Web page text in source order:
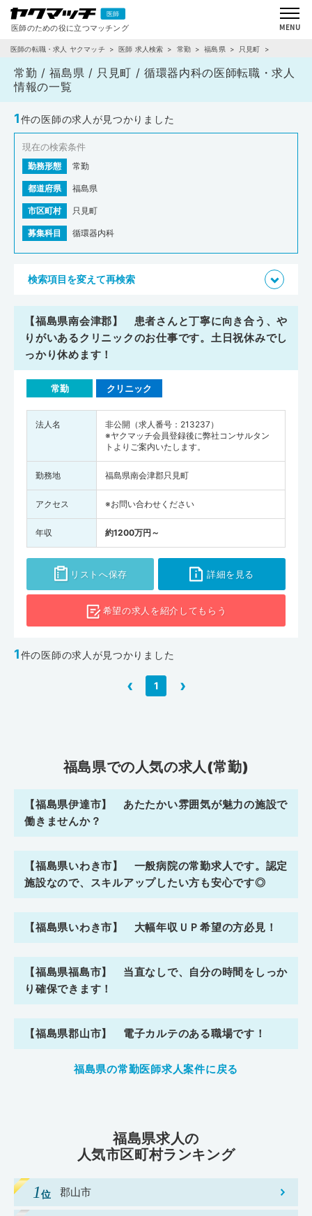
医師の転職・求人 ヤクマッチ 医師 求人検索 常勤 福島県 只見町
循環器内科
常勤 / 福島県 / 只見町 / 循環器内科の医師転職・求人
情報の一覧
1件の医師の求人が見つかりました
現在の検索条件
勤務形態 常勤
都道府県 福島県
市区町村 只見町
募集科目 循環器内科
検索項目を変えて再検索
【福島県南会津郡】 患者さんと丁寧に向き合う、や
りがいあるクリニックのお仕事です。土日祝休みでし
っかり休めます！
常勤 クリニック
法人名
非公開（求人番号：213237）
※ヤクマッチ会員登録後に弊社コンサルタン
トよりご案内いたします。
勤務地 福島県南会津郡只見町
アクセス ※お問い合わせください
年収 約1200万円～
リストへ保存 詳細を見る
希望の求人を紹介してもらう
1件の医師の求人が見つかりました
‹ 1 ›
福島県での人気の求人(常勤)
【福島県伊達市】 あたたかい雰囲気が魅力の施設で
働きませんか？
【福島県いわき市】 一般病院の常勤求人です。認定
施設なので、スキルアップしたい方も安心です◎
【福島県いわき市】 大幅年収ＵＰ希望の方必見！
【福島県福島市】 当直なしで、自分の時間をしっか
り確保できます！
【福島県郡山市】 電子カルテのある職場です！
福島県の常勤医師求人案件に戻る
福島県求人の
人気市区町村ランキング
郡山市